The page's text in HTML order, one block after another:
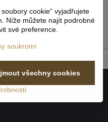
Následující produkt
cookie“ vyjadřujete
Níže můžete najít podrobné
své preference.
soukromí
všechny cookies